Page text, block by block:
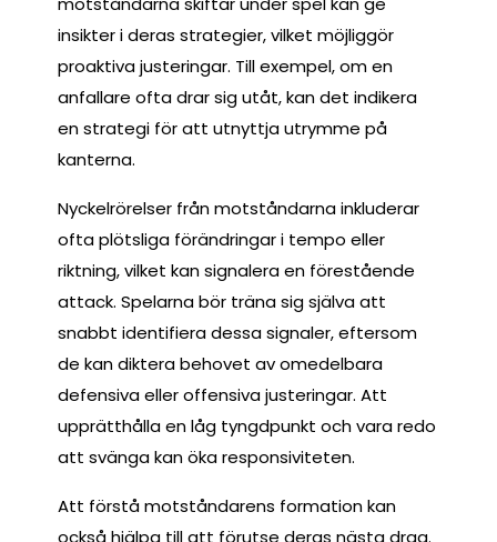
insikter i deras strategier, vilket möjliggör
proaktiva justeringar. Till exempel, om en
anfallare ofta drar sig utåt, kan det indikera
en strategi för att utnyttja utrymme på
kanterna.
Nyckelrörelser från motståndarna inkluderar
ofta plötsliga förändringar i tempo eller
riktning, vilket kan signalera en förestående
attack. Spelarna bör träna sig själva att
snabbt identifiera dessa signaler, eftersom
de kan diktera behovet av omedelbara
defensiva eller offensiva justeringar. Att
upprätthålla en låg tyngdpunkt och vara redo
att svänga kan öka responsiviteten.
Att förstå motståndarens formation kan